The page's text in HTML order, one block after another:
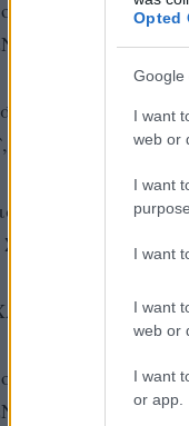
Opted
Google
I want
web or
I want
I want
I want
web or
I want
or app.
Σάββατο 24
25
24
– Two Star Cup
Κυριακή 25